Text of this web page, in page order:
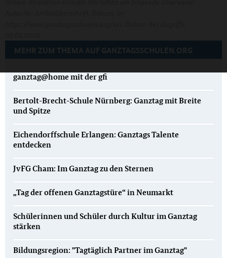
MEHR ZUM THEMA AUF GANZTAGSSCHULEN.ORG
ganztag@home mit der gfi
Bertolt-Brecht-Schule Nürnberg: Ganztag mit Breite
und Spitze
Eichendorffschule Erlangen: Ganztags Talente
entdecken
JvFG Cham: Im Ganztag zu den Sternen
„Tag der offenen Ganztagstüre“ in Neumarkt
Schülerinnen und Schüler durch Kultur im Ganztag
stärken
Bildungsregion: "Tagtäglich Partner im Ganztag"